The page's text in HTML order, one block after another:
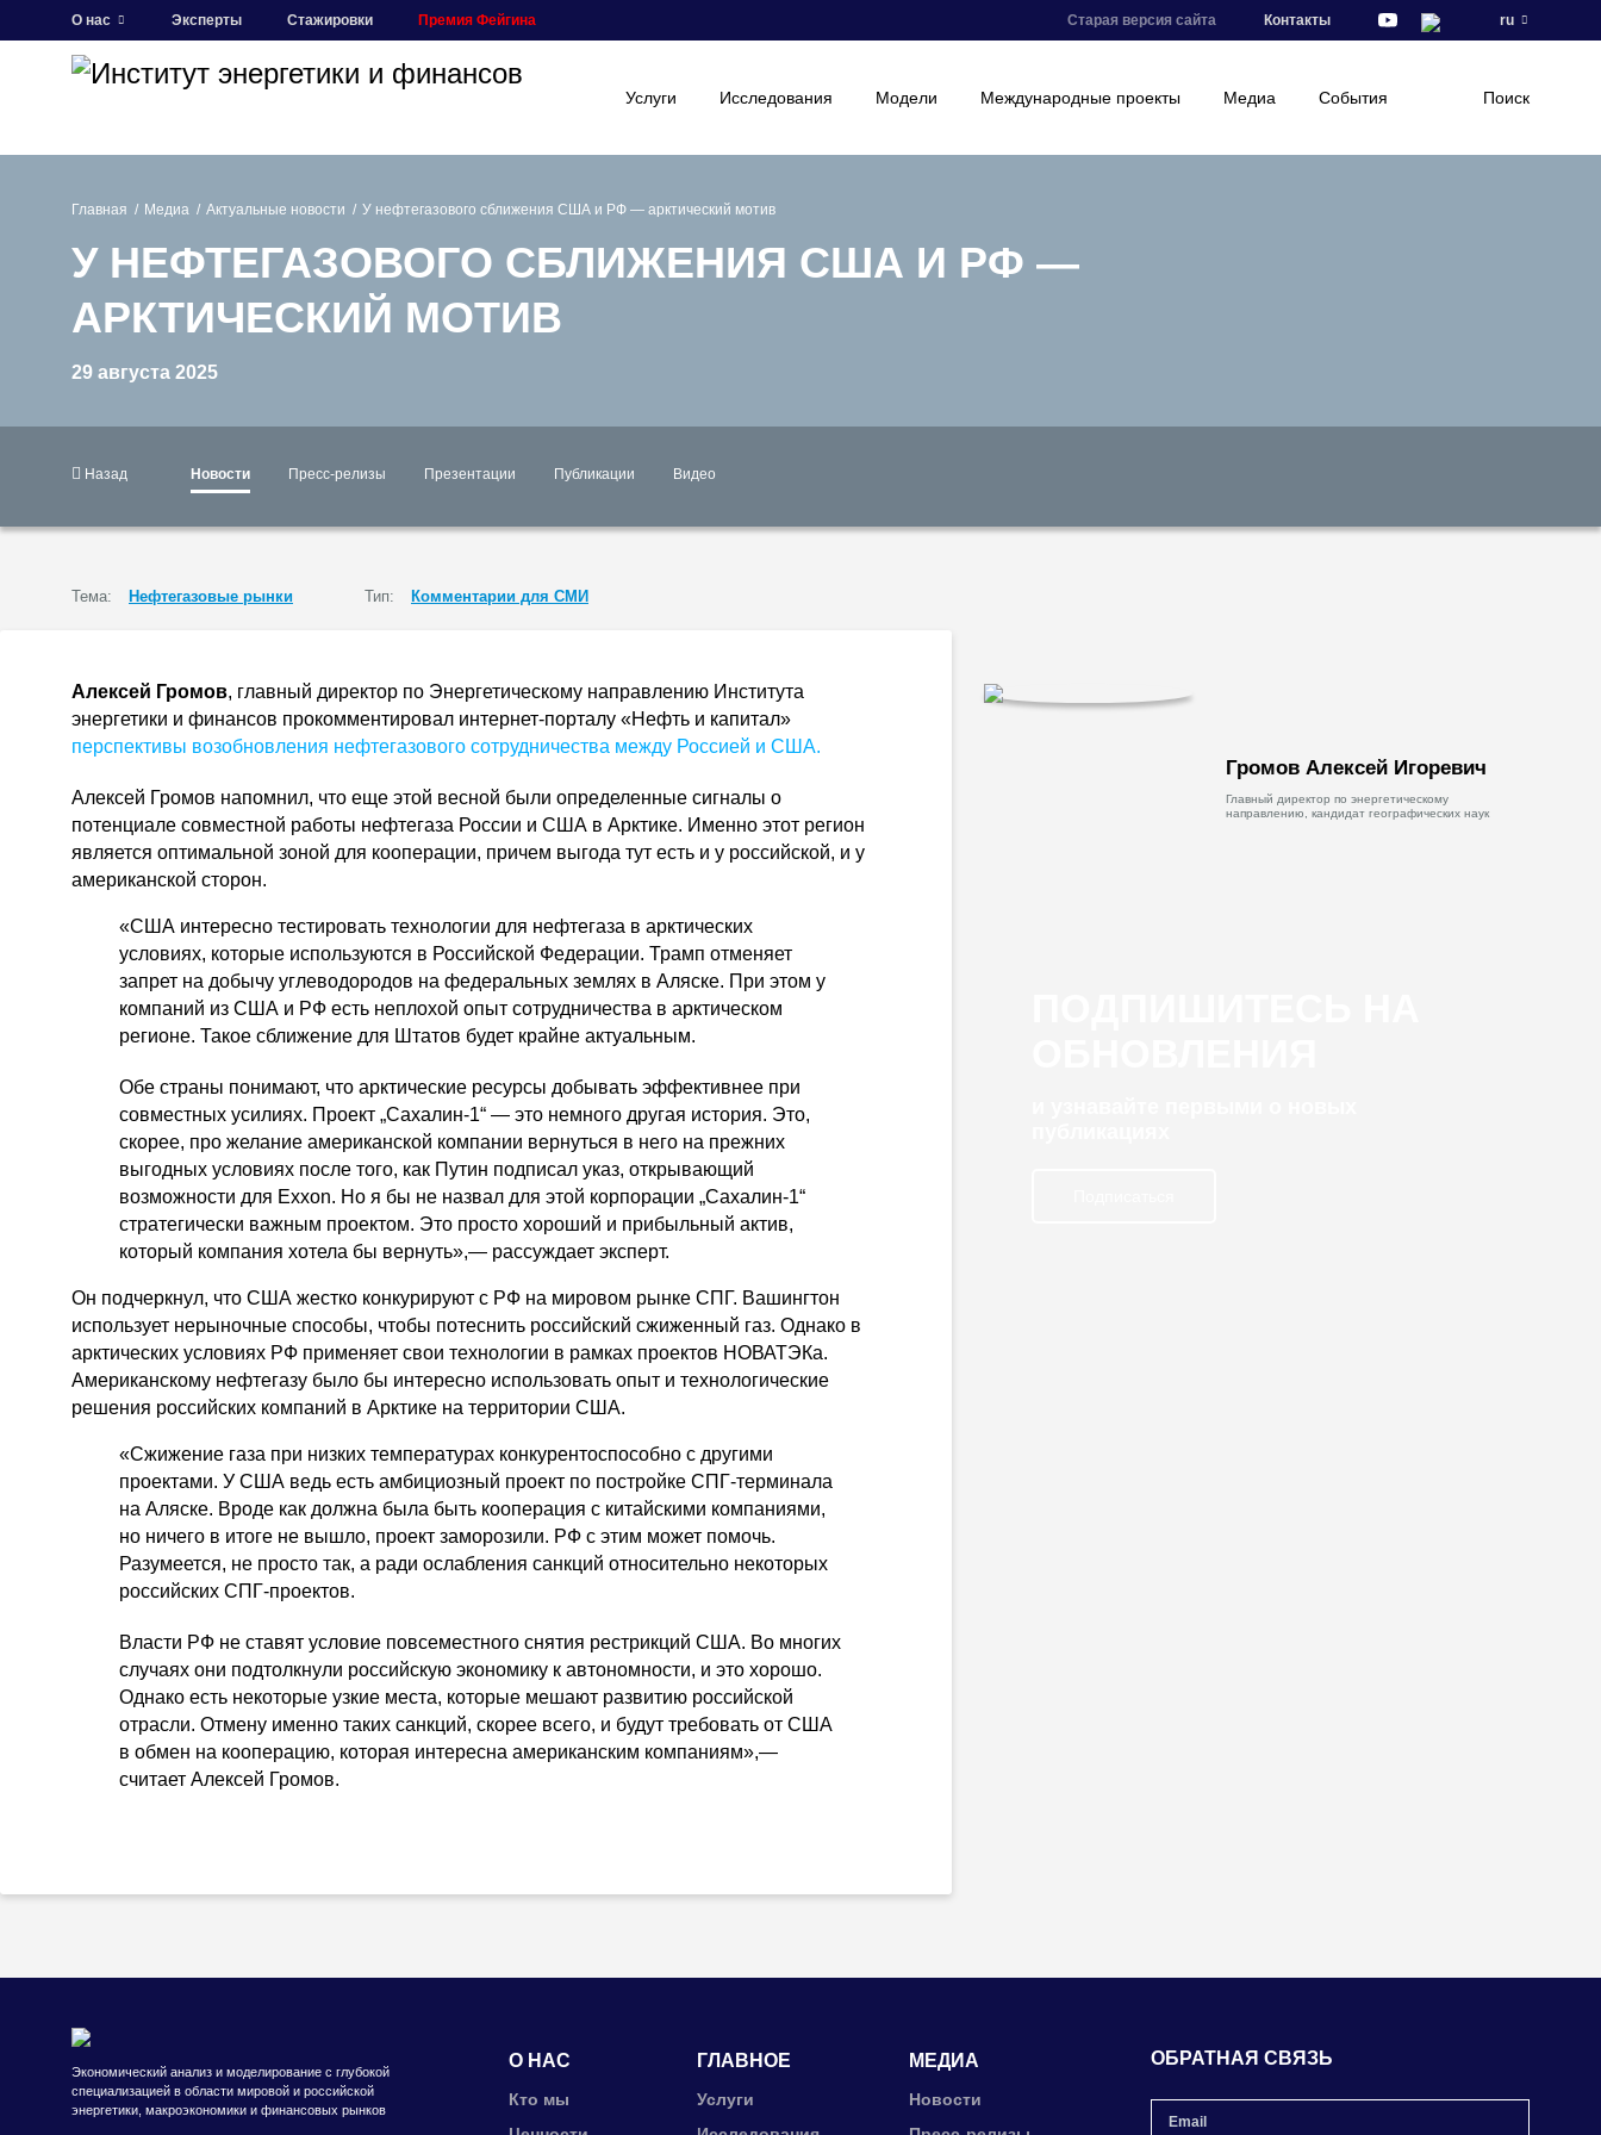
О нас Эксперты Стажировки Премия Фейгина Старая версия сайта Контакты ru
Услуги Исследования Модели Международные проекты Медиа События Поиск
Главная Медиа Актуальные новости У нефтегазового сближения США и РФ — арктический мотив
У НЕФТЕГАЗОВОГО СБЛИЖЕНИЯ США И РФ —
АРКТИЧЕСКИЙ МОТИВ
29 августа 2025
Назад Новости Пресс-релизы Презентации Публикации Видео
Тема: Нефтегазовые рынки Тип: Комментарии для СМИ
Алексей Громов, главный директор по Энергетическому направлению Института
энергетики и финансов прокомментировал интернет-порталу «Нефть и капитал»
перспективы возобновления нефтегазового сотрудничества между Россией и США.
Алексей Громов напомнил, что еще этой весной были определенные сигналы о
потенциале совместной работы нефтегаза России и США в Арктике. Именно этот регион
является оптимальной зоной для кооперации, причем выгода тут есть и у российской, и у
американской сторон.
«США интересно тестировать технологии для нефтегаза в арктических
условиях, которые используются в Российской Федерации. Трамп отменяет
запрет на добычу углеводородов на федеральных землях в Аляске. При этом у
компаний из США и РФ есть неплохой опыт сотрудничества в арктическом
регионе. Такое сближение для Штатов будет крайне актуальным.
Обе страны понимают, что арктические ресурсы добывать эффективнее при
совместных усилиях. Проект „Сахалин-1“ — это немного другая история. Это,
скорее, про желание американской компании вернуться в него на прежних
выгодных условиях после того, как Путин подписал указ, открывающий
возможности для Exxon. Но я бы не назвал для этой корпорации „Сахалин-1“
стратегически важным проектом. Это просто хороший и прибыльный актив,
который компания хотела бы вернуть»,— рассуждает эксперт.
Он подчеркнул, что США жестко конкурируют с РФ на мировом рынке СПГ. Вашингтон
использует нерыночные способы, чтобы потеснить российский сжиженный газ. Однако в
арктических условиях РФ применяет свои технологии в рамках проектов НОВАТЭКа.
Американскому нефтегазу было бы интересно использовать опыт и технологические
решения российских компаний в Арктике на территории США.
«Сжижение газа при низких температурах конкурентоспособно с другими
проектами. У США ведь есть амбициозный проект по постройке СПГ-терминала
на Аляске. Вроде как должна была быть кооперация с китайскими компаниями,
но ничего в итоге не вышло, проект заморозили. РФ с этим может помочь.
Разумеется, не просто так, а ради ослабления санкций относительно некоторых
российских СПГ-проектов.
Власти РФ не ставят условие повсеместного снятия рестрикций США. Во многих
случаях они подтолкнули российскую экономику к автономности, и это хорошо.
Однако есть некоторые узкие места, которые мешают развитию российской
отрасли. Отмену именно таких санкций, скорее всего, и будут требовать от США
в обмен на кооперацию, которая интересна американским компаниям»,—
считает Алексей Громов.
Громов Алексей Игоревич
Главный директор по энергетическому
направлению, кандидат географических наук
Экономический анализ и моделирование с глубокой
специализацией в области мировой и российской
энергетики, макроэкономики и финансовых рынков
О НАС
Кто мы
ГЛАВНОЕ
Услуги
МЕДИА
Новости
ОБРАТНАЯ СВЯЗЬ